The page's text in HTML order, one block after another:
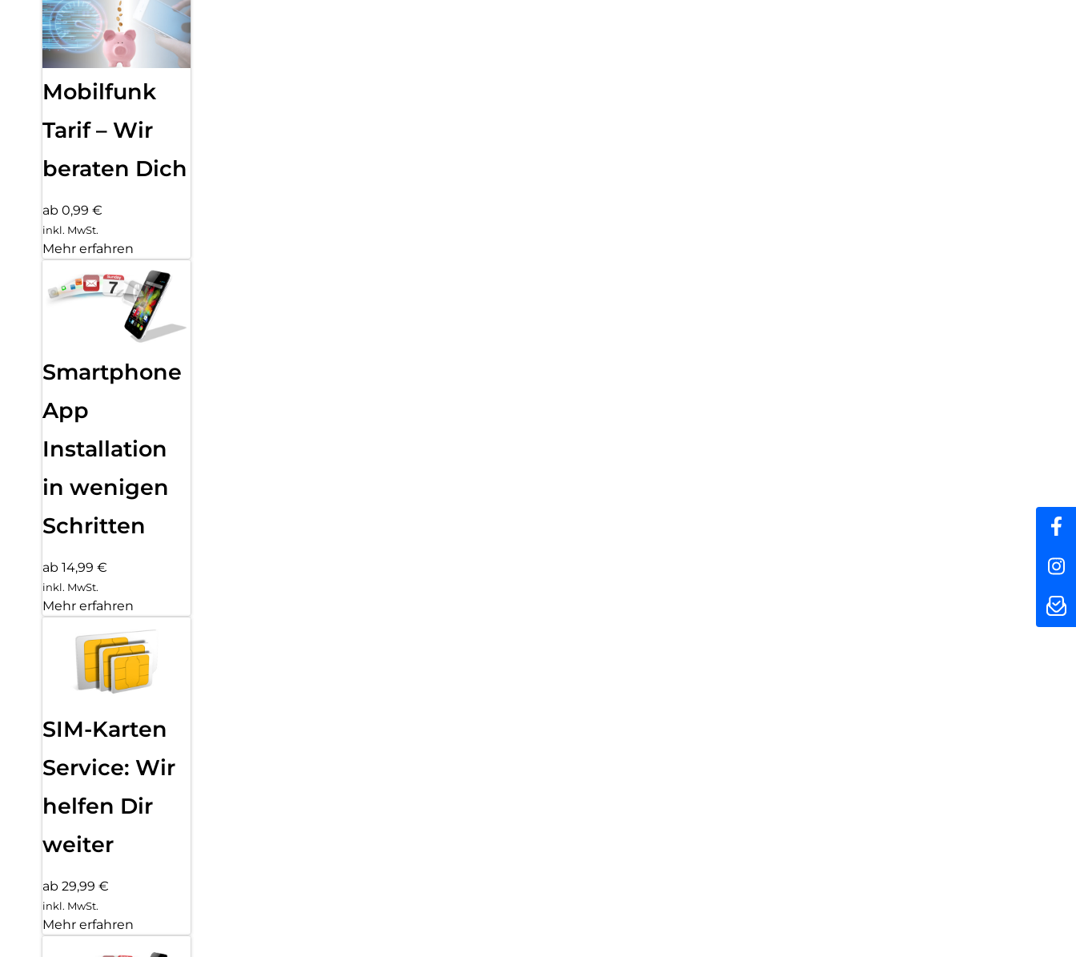
Mobilfunk
Tarif – Wir
beraten Dich
ab 0,99 €
inkl. MwSt.
Mehr erfahren
Smartphone
App
Installation
in wenigen
Schritten
ab 14,99 €
inkl. MwSt.
Mehr erfahren
SIM-Karten
Service: Wir
helfen Dir
weiter
ab 29,99 €
inkl. MwSt.
Mehr erfahren